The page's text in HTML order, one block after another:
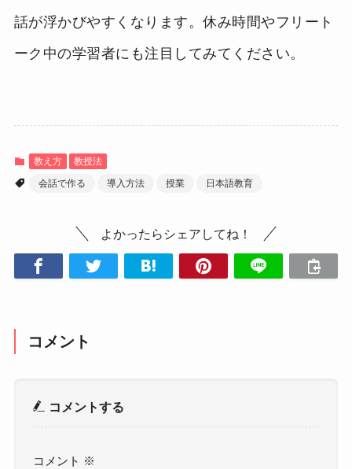
話が浮かびやすくなります。休み時間やフリート
ーク中の学習者にも注目してみてください。
教え方
教授法
会話で作る
導入方法 授業 日本語教育
よかったらシェアしてね！
コメント
コメントする
コメント ※